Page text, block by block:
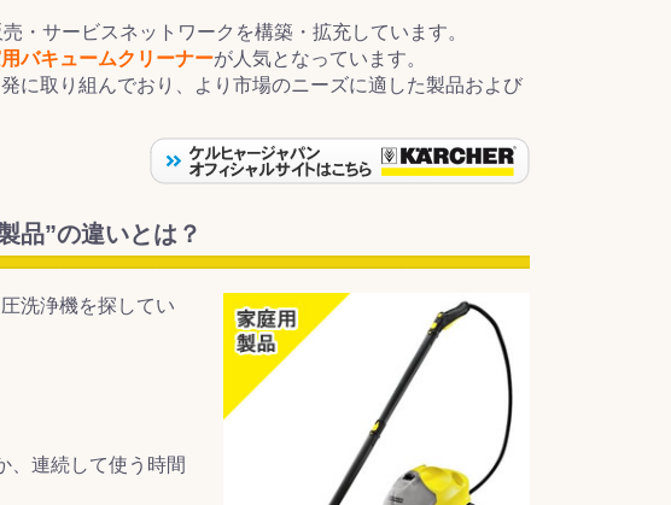
・サービスネットワークを構築・拡充しています。
バキュームクリーナーが人気となっています。
に取り組んでおり、より市場のニーズに適した製品および
品”の違いとは？
洗浄機を探してい
、連続して使う時間